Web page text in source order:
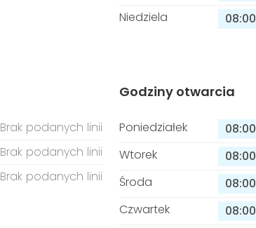
Niedziela
08:00
Brak podanych linii
Brak podanych linii
Brak podanych linii
Godziny otwarcia
Poniedziałek 08:00
Wtorek
08:00
Środa
08:00
Czwartek
08:00